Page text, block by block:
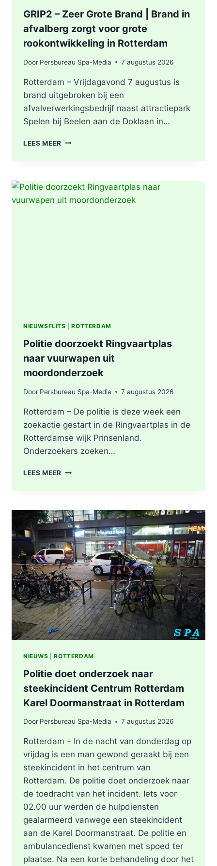
GRIP2 – Zeer Grote Brand | Brand in
afvalberg zorgt voor grote
rookontwikkeling in Rotterdam
Door Persbureau Spa-Media 7 augustus 2026
Rotterdam – Vrijdagavond 7 augustus is
brand uitgebroken bij een
afvalverwerkingsbedrijf naast attractiepark
Spelen bij Beelen aan de Doklaan in…
LEES MEER GRIP2
BRAND
|
BRAND
NIEUWSFLITS |ROTTERDAM
Politie doorzoekt Ringvaartplas
naar vuurwapen uit
moordonderzoek
Door Persbureau Spa-Media 7 augustus 2026
Rotterdam – De politie is deze week een
zoekactie gestart in de Ringvaartplas in de
Rotterdamse wijk Prinsenland.
Onderzoekers zoeken…
LEES MEER POLITIE
VUURWAPEN
UIT
MOORDONDERZOEK
NIEUWS |ROTTERDAM
Politie doet onderzoek naar
steekincident Centrum Rotterdam
Karel Doormanstraat in Rotterdam
Door Persbureau Spa-Media 7 augustus 2026
Rotterdam – In de nacht van donderdag op
vrijdag is een man gewond geraakt bij een
steekincident in het centrum van
Rotterdam. De politie doet onderzoek naar
de toedracht van het incident. Iets voor
02.00 uur werden de hulpdiensten
gealarmeerd vanwege een steekincident
aan de Karel Doormanstraat. De politie en
ambulancedienst kwamen met spoed ter
plaatse. Na een korte behandeling door het